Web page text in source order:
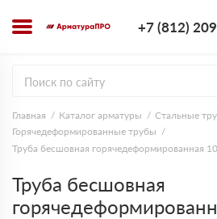
+7 (812)
Главная Каталог арматуры Стальные
Горячедеформированные трубы
Труба бесшовная горячедеформированная
Труба бесшовная